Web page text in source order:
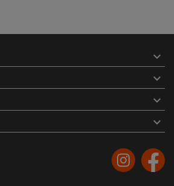



keyboard_arrow_down